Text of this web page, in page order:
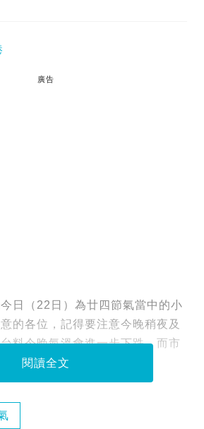
廣告
日（22日）為廿四節氣當中的小
的各位，記得要注意今晚稍夜及
料今晚氣溫會進一步下跌，而市
新界再低兩三度。
閱讀全文